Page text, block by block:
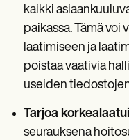
kaikki
paikassa. Tämä
laatimiseen ja
poistaa vaativia
useiden
Tarjoa
seurauksena